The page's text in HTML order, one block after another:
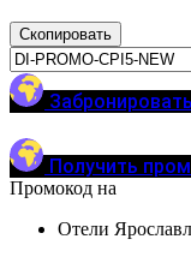
Скопировать
Получить
Промокод на
Отели